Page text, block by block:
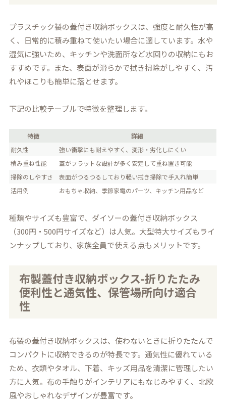
プラスチック製の蓋付き収納ボックスは、強度と耐久性が高
く、日常的に積み重ねて使いたい場合に適しています。水や
湿気に強いため、キッチンや洗面所など水回りの収納にもお
すすめです。また、表面が滑らかで拭き掃除がしやすく、汚
れやほこりも簡単に落とせます。
下記の比較テーブルで特徴を整理します。
特徴
詳細
耐久性
強い衝撃にも耐えやすく、変形・劣化しにくい
積み重ね性能
蓋がフラットな設計が多く安定して重ね置き可能
掃除のしやすさ
表面がつるつるしており軽い拭き掃除で手入れ簡単
活用例
おもちゃ収納、季節家電のパーツ、キッチン用品など
種類やサイズも豊富で、ダイソーの蓋付き収納ボックス
（300円・500円サイズなど）は人気。大型特大サイズもライ
ンナップしており、家族全員で使える点もメリットです。
布製蓋付き収納ボックス-折りたたみ
便利性と通気性、保管場所向け適合
性
布製の蓋付き収納ボックスは、使わないときに折りたたんで
コンパクトに収納できるのが特長です。通気性に優れている
ため、衣類やタオル、下着、キッズ用品を清潔に管理したい
方に人気。布の手触りがインテリアにもなじみやすく、北欧
風やおしゃれなデザインが豊富です。